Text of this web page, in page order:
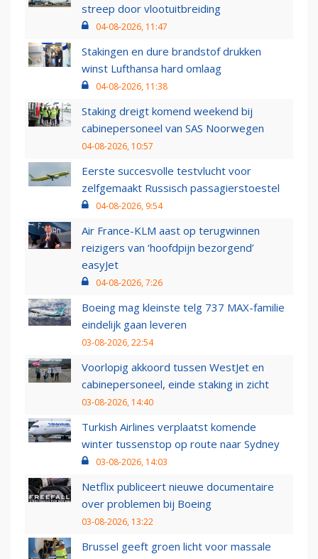
streep door vlootuitbreiding
04-08-2026, 11:47
Stakingen en dure brandstof drukken
winst Lufthansa hard omlaag
04-08-2026, 11:38
Staking dreigt komend weekend bij
cabinepersoneel van SAS Noorwegen
04-08-2026, 10:57
Eerste succesvolle testvlucht voor
zelfgemaakt Russisch passagierstoestel
04-08-2026, 9:54
Air France-KLM aast op terugwinnen
reizigers van ‘hoofdpijn bezorgend’
easyJet
04-08-2026, 7:26
Boeing mag kleinste telg 737 MAX-familie
eindelijk gaan leveren
03-08-2026, 22:54
Voorlopig akkoord tussen WestJet en
cabinepersoneel, einde staking in zicht
03-08-2026, 14:40
Turkish Airlines verplaatst komende
winter tussenstop op route naar Sydney
03-08-2026, 14:03
Netflix publiceert nieuwe documentaire
over problemen bij Boeing
03-08-2026, 13:22
Brussel geeft groen licht voor massale